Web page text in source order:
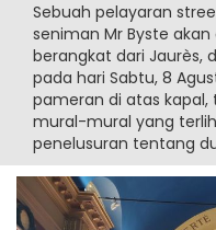
Sebuah pelayaran
seniman Mr Byste
berangkat dari Jaurès,
pada hari Sabtu, 8
pameran di atas
mural-mural yang
penelusuran tentang